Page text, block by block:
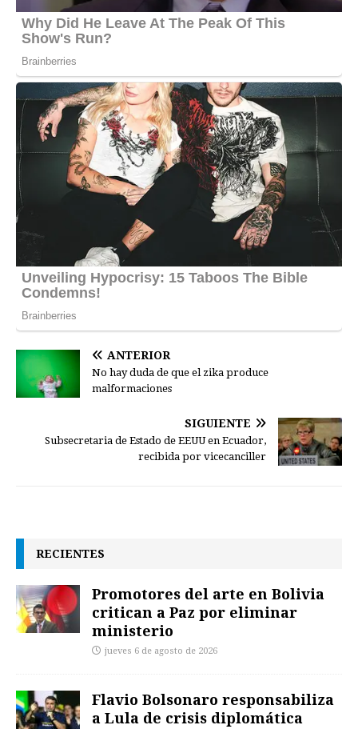
ANTERIOR
No hay duda de que el zika produce
malformaciones
SIGUIENTE
Subsecretaria de Estado de EEUU en Ecuador,
recibida por vicecanciller
RECIENTES
Promotores del arte en Bolivia
critican a Paz por eliminar
ministerio
jueves 6 de agosto de 2026
Flavio Bolsonaro responsabiliza
a Lula de crisis diplomática